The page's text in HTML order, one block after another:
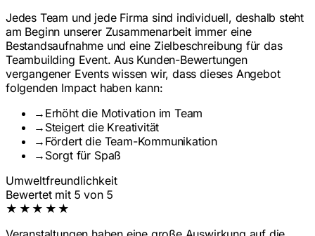
Jedes Team und jede Firma sind individuell, deshalb steht
am Beginn unserer Zusammenarbeit immer eine
Bestandsaufnahme und eine Zielbeschreibung für das
Teambuilding Event. Aus Kunden-Bewertungen
vergangener Events wissen wir, dass dieses Angebot
folgenden Impact haben kann:
→ Erhöht die Motivation im Team
→ Steigert die Kreativität
→ Fördert die Team-Kommunikation
→ Sorgt für Spaß
Umweltfreundlichkeit
Bewertet mit 5 von 5
★★★★★